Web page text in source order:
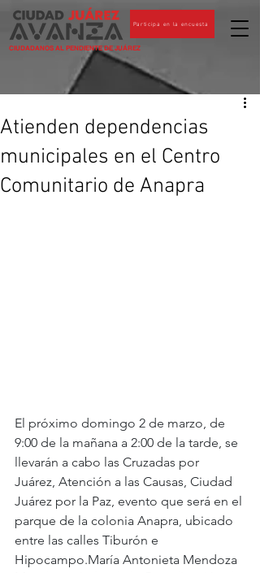
CIUDADANOS AL PENDIENTE DE JUÁREZ
Participa en la encuesta
Atienden dependencias
municipales en el Centro
Comunitario de Anapra
El próximo domingo 2 de marzo, de
9:00 de la mañana a 2:00 de la tarde, se
llevarán a cabo las Cruzadas por
Juárez, Atención a las Causas, Ciudad
Juárez por la Paz, evento que será en el
parque de la colonia Anapra, ubicado
entre las calles Tiburón e
Hipocampo.María Antonieta Mendoza